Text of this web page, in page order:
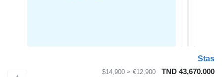
Stas
TND 43,670.000
€12,900
≈ $14,900